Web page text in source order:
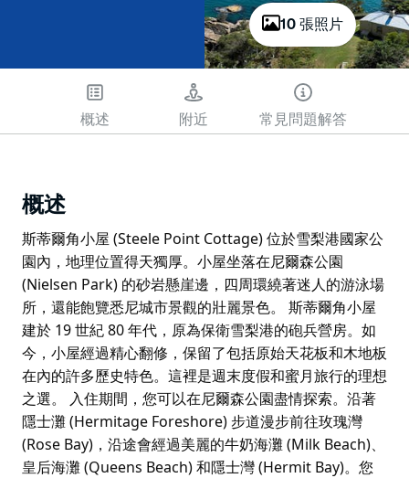
10 張照片
概述 附近 常見問題解答
概述
斯蒂爾角小屋 (Steele Point Cottage) 位於雪梨港國家公
園內，地理位置得天獨厚。小屋坐落在尼爾森公園
(Nielsen Park) 的砂岩懸崖邊，四周環繞著迷人的游泳場
所，還能飽覽悉尼城市景觀的壯麗景色。 斯蒂爾角小屋
建於 19 世紀 80 年代，原為保衛雪梨港的砲兵營房。如
今，小屋經過精心翻修，保留了包括原始天花板和木地板
在內的許多歷史特色。這裡是週末度假和蜜月旅行的理想
之選。 入住期間，您可以在尼爾森公園盡情探索。沿著
隱士灘 (Hermitage Foreshore) 步道漫步前往玫瑰灣
(Rose Bay)，沿途會經過美麗的牛奶海灘 (Milk Beach)、
皇后海灘 (Queens Beach) 和隱士灣 (Hermit Bay)。您